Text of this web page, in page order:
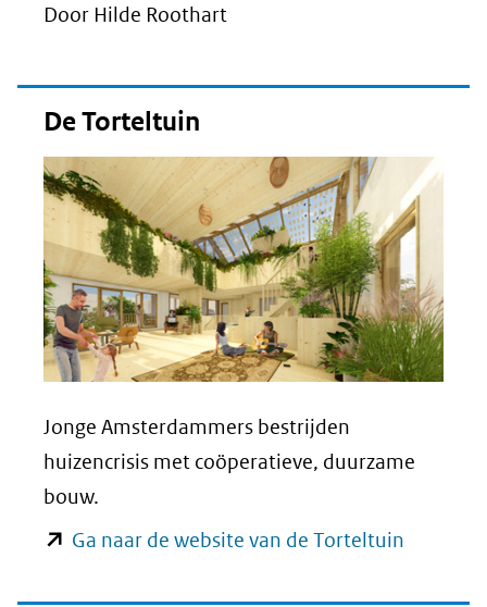
Door Hilde Roothart
De Torteltuin
Jonge Amsterdammers bestrijden
huizencrisis met coöperatieve, duurzame
bouw.
Ga naar de website van de Torteltuin